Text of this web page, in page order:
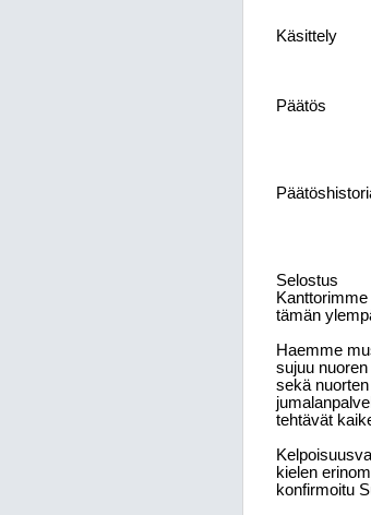
Käsittely
Päätös
Selostus
tämän
Haemme
sujuu
sekä
tehtävät
kielen
konfirmoitu